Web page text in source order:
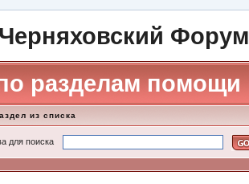
Форум
разделам помощи
из списка
для поиска